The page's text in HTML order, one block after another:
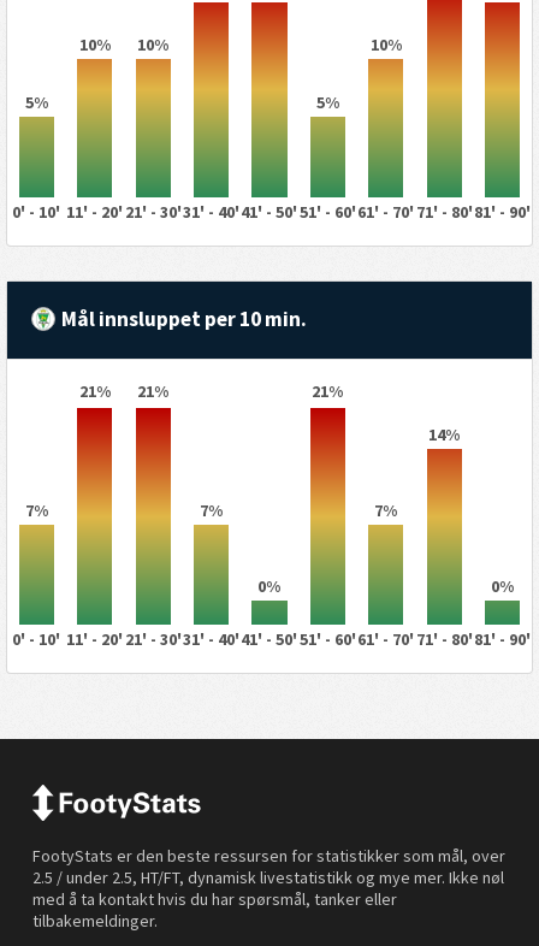
5%
10% 10%
5%
10%
0' - 10' 11' - 20' 21' - 30'31' - 40'41' - 50'51' - 60'61' - 70' 71' - 80'81' - 90'
Mål innsluppet per 10 min.
7%
21% 21%
7%
0%
21%
7%
14%
0%
0' - 10' 11' - 20' 21' - 30'31' - 40'41' - 50'51' - 60'61' - 70' 71' - 80'81' - 90'
FootyStats er den beste ressursen for statistikker som mål, over
2.5 / under 2.5, HT/FT, dynamisk livestatistikk og mye mer. Ikke nøl
med å ta kontakt hvis du har spørsmål, tanker eller
tilbakemeldinger.